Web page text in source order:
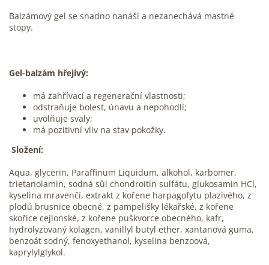
Balzámový gel se snadno nanáší a nezanechává mastné
stopy.
Gel-balzám hřejivý:
má zahřívací a regenerační vlastnosti;
odstraňuje bolest, únavu a nepohodlí;
uvolňuje svaly;
má pozitivní vliv na stav pokožky.
Složení:
Aqua, glycerin, Paraffinum Liquidum, alkohol, karbomer,
trietanolamin, sodná sůl chondroitin sulfátu, glukosamin HCl,
kyselina mravenčí, extrakt z kořene harpagofytu plazivého, z
plodů brusnice obecné, z pampelišky lékařské, z kořene
skořice cejlonské, z kořene puškvorce obecného, kafr,
hydrolyzovaný kolagen, vanillyl butyl ether, xantanová guma,
benzoát sodný, fenoxyethanol, kyselina benzoová,
kaprylylglykol.